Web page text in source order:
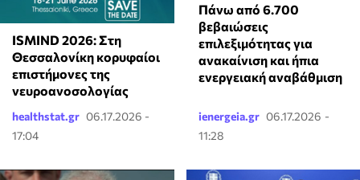
ISMIND 2026: Στη
Θεσσαλονίκη κορυφαίοι
επιστήμονες της
νευροανοσολογίας
healthstat.gr 06.17.2026 -
17:04
Πάνω από 6.700
βεβαιώσεις
επιλεξιμότητας για
ανακαίνιση και ήπια
ενεργειακή αναβάθμιση
ienergeia.gr 06.17.2026 -
11:28